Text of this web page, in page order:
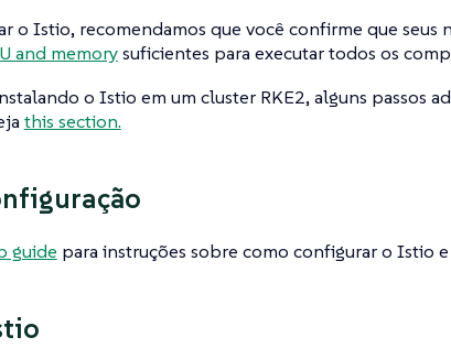
o Istio, recomendamos que você confirme que seus
and memorysuficientes para executar todos os
o Istio em um cluster RKE2, alguns passos
this section.
guide para instruções sobre como configurar o Istio